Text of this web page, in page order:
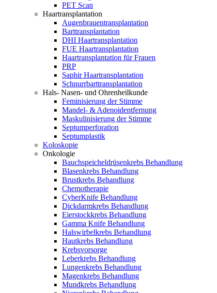
PET Scan
Haartransplantation
Augenbrauentransplantation
Barttransplantation
DHI Haartransplantation
FUE Haartransplantation
Haartransplantation für Frauen
PRP
Saphir Haartransplantation
Schnurrbarttransplantation
Hals- Nasen- und Ohrenheilkunde
Feminisierung der Stimme
Mandel- & Adenoidentfernung
Maskulinisierung der Stimme
Septumperforation
Septumplastik
Koloskopie
Onkologie
Bauchspeicheldrüsenkrebs Behandlung
Blasenkrebs Behandlung
Brustkrebs Behandlung
Chemotherapie
CyberKnife Behandlung
Dickdarmkrebs Behandlung
Eierstockkrebs Behandlung
Gamma Knife Behandlung
Halswirbelkrebs Behandlung
Hautkrebs Behandlung
Krebsvorsorge
Leberkrebs Behandlung
Lungenkrebs Behandlung
Magenkrebs Behandlung
Mundkrebs Behandlung